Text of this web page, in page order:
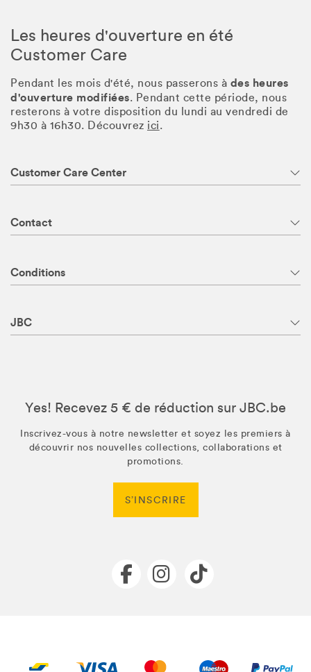
Les heures d'ouverture en été
Customer Care
Pendant les mois d'été, nous passerons à des heures
d'ouverture modifiées. Pendant cette période, nous
resterons à votre disposition du lundi au vendredi de
9h30 à 16h30. Découvrez ici.
Customer Care Center
Contact
Conditions
JBC
Yes! Recevez 5 € de réduction sur JBC.be
Inscrivez-vous à notre newsletter et soyez les premiers à
découvrir nos nouvelles collections, collaborations et
promotions.
S’INSCRIRE